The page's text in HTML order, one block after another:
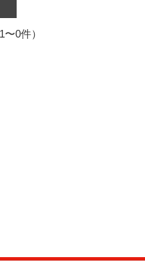
0件）